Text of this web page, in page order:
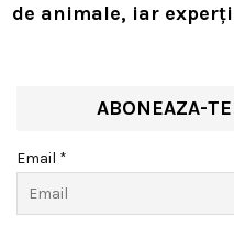
de animale, iar
ABONEAZA-
Email *